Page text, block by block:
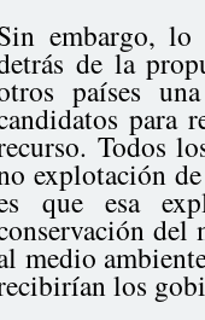
embargo, lo
de la
países
para
Todos
explotación
que esa
del
medio
los